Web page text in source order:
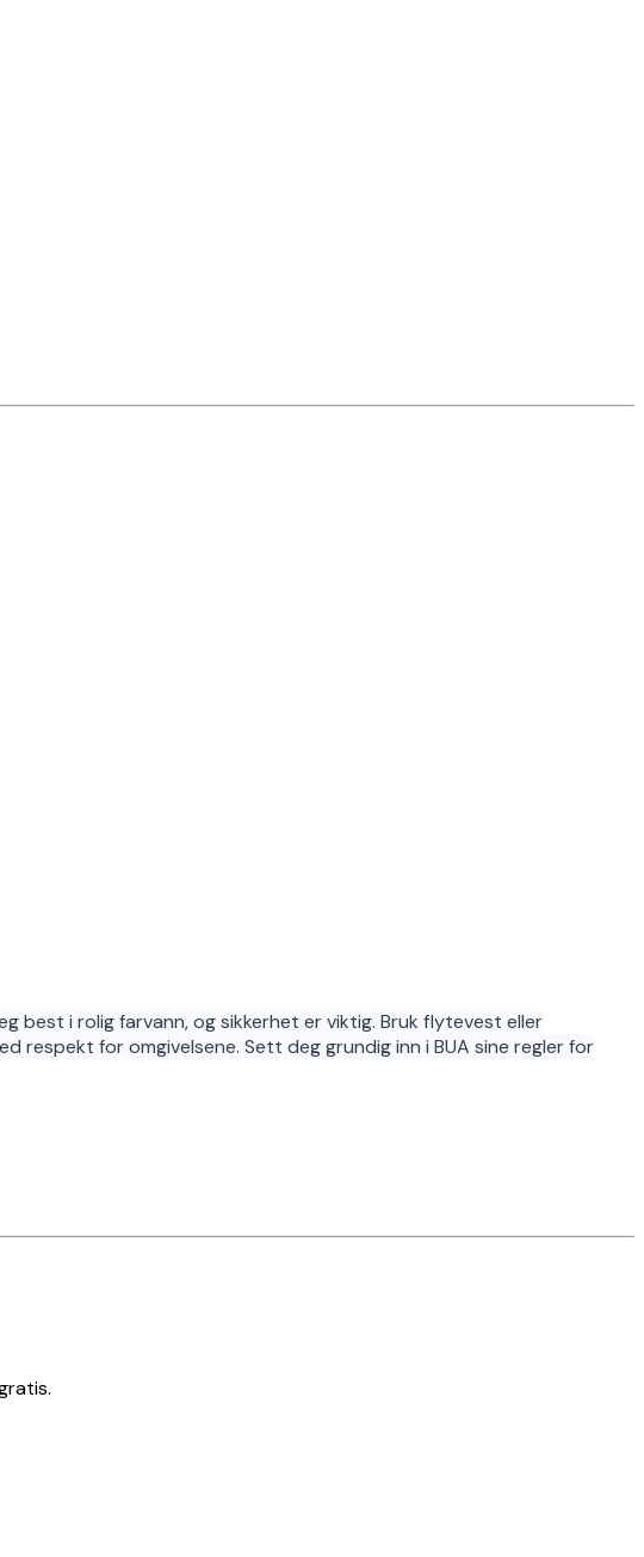
best i rolig farvann, og sikkerhet er viktig. Bruk flytevest eller
respekt for omgivelsene. Sett deg grundig inn i BUA sine regler for